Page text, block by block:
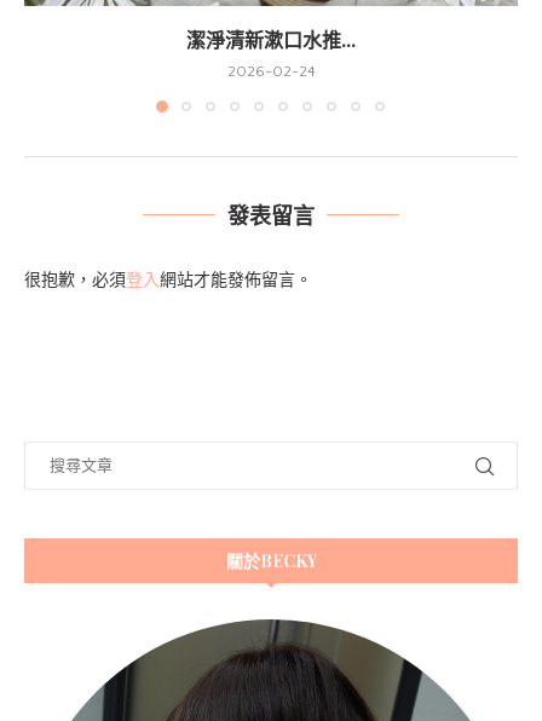
潔淨清新漱口水推...
2026-02-24
發表留言
很抱歉，必須登入網站才能發佈留言。
關於BECKY